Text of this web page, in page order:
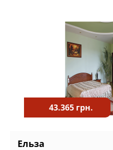
43.365 грн.
Ельза